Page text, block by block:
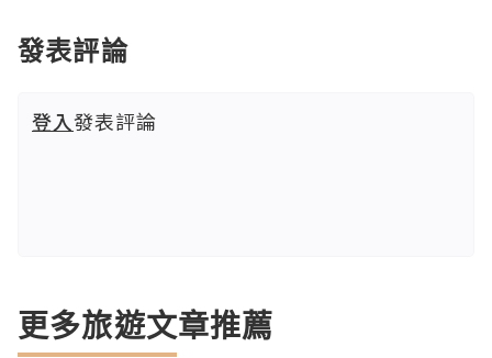
發表評論
登入發表評論
更多旅遊文章推薦